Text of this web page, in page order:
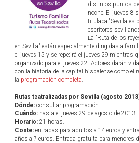
distintos puntos de
noche. El jueves 8
titulada "Sevilla es
escritores
La "Ruta de los
en Sevilla" están especialmente dirigidas a
el jueves 15 y se repetirá el jueves 29 mientras
organizado para el jueves 22. Actores darán
con la historia de la capital hispalense como el
la programación completa.
Rutas teatralizadas por Sevilla (agosto
Dónde: consultar programación.
Cuándo: hasta el jueves 29 de agosto de 2013.
Horario: 21 horas.
Coste: entradas para adultos a 14 euros y
años a 7 euros. Entrada gratuita para menores